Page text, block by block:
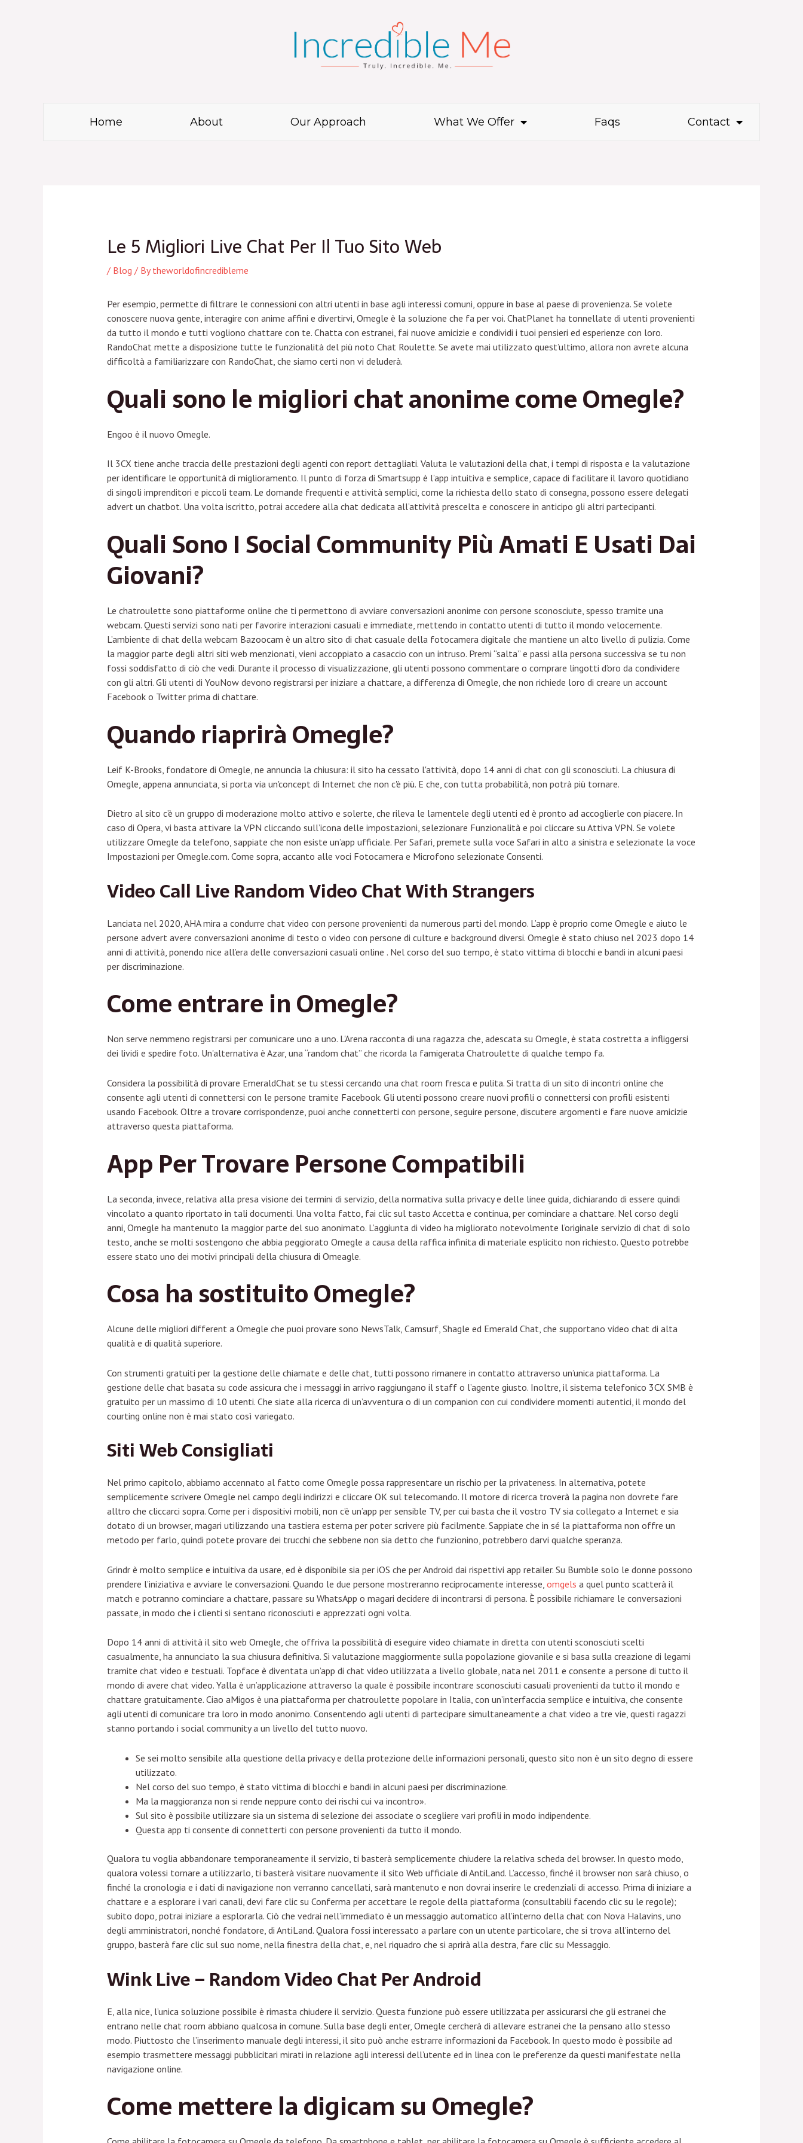
Home About Our Approach What We Offer Faqs Contact
Le 5 Migliori Live Chat Per Il Tuo Sito Web
/ Blog / Bytheworldofincredibleme
Per esempio, permette di filtrare le connessioni con altri utenti in base agli interessi comuni, oppure in base al paese di provenienza. Se volete
conoscere nuova gente, interagire con anime affini e divertirvi, Omegle è la soluzione che fa per voi. ChatPlanet ha tonnellate di utenti provenienti
da tutto il mondo e tutti vogliono chattare con te. Chatta con estranei, fai nuove amicizie e condividi i tuoi pensieri ed esperienze con loro.
RandoChat mette a disposizione tutte le funzionalità del più noto Chat Roulette. Se avete mai utilizzato quest’ultimo, allora non avrete alcuna
difficoltà a familiarizzare con RandoChat, che siamo certi non vi deluderà.
Quali sono le migliori chat anonime come Omegle?
Engoo è il nuovo Omegle.
Il 3CX tiene anche traccia delle prestazioni degli agenti con report dettagliati. Valuta le valutazioni della chat, i tempi di risposta e la valutazione
per identificare le opportunità di miglioramento. Il punto di forza di Smartsupp è l’app intuitiva e semplice, capace di facilitare il lavoro quotidiano
di singoli imprenditori e piccoli team. Le domande frequenti e attività semplici, come la richiesta dello stato di consegna, possono essere delegati
advert un chatbot. Una volta iscritto, potrai accedere alla chat dedicata all’attività prescelta e conoscere in anticipo gli altri partecipanti.
Quali Sono I Social Community Più Amati E Usati Dai
Giovani?
Le chatroulette sono piattaforme online che ti permettono di avviare conversazioni anonime con persone sconosciute, spesso tramite una
webcam. Questi servizi sono nati per favorire interazioni casuali e immediate, mettendo in contatto utenti di tutto il mondo velocemente.
L’ambiente di chat della webcam Bazoocam è un altro sito di chat casuale della fotocamera digitale che mantiene un alto livello di pulizia. Come
la maggior parte degli altri siti web menzionati, vieni accoppiato a casaccio con un intruso. Premi “salta” e passi alla persona successiva se tu non
fossi soddisfatto di ciò che vedi. Durante il processo di visualizzazione, gli utenti possono commentare o comprare lingotti d’oro da condividere
con gli altri. Gli utenti di YouNow devono registrarsi per iniziare a chattare, a differenza di Omegle, che non richiede loro di creare un account
Facebook o Twitter prima di chattare.
Quando riaprirà Omegle?
Leif K-Brooks, fondatore di Omegle, ne annuncia la chiusura: il sito ha cessato l'attività, dopo 14 anni di chat con gli sconosciuti. La chiusura di
Omegle, appena annunciata, si porta via un'concept di Internet che non c'è più. E che, con tutta probabilità, non potrà più tornare.
Dietro al sito c’è un gruppo di moderazione molto attivo e solerte, che rileva le lamentele degli utenti ed è pronto ad accoglierle con piacere. In
caso di Opera, vi basta attivare la VPN cliccando sull’icona delle impostazioni, selezionare Funzionalità e poi cliccare su Attiva VPN. Se volete
utilizzare Omegle da telefono, sappiate che non esiste un’app ufficiale. Per Safari, premete sulla voce Safari in alto a sinistra e selezionate la voce
Impostazioni per Omegle.com. Come sopra, accanto alle voci Fotocamera e Microfono selezionate Consenti.
Video Call Live Random Video Chat With Strangers
Lanciata nel 2020, AHA mira a condurre chat video con persone provenienti da numerous parti del mondo. L’app è proprio come Omegle e aiuto le
persone advert avere conversazioni anonime di testo o video con persone di culture e background diversi. Omegle è stato chiuso nel 2023 dopo 14
anni di attività, ponendo nice all’era delle conversazioni casuali online . Nel corso del suo tempo, è stato vittima di blocchi e bandi in alcuni paesi
per discriminazione.
Come entrare in Omegle?
Non serve nemmeno registrarsi per comunicare uno a uno. L'Arena racconta di una ragazza che, adescata su Omegle, è stata costretta a infliggersi
dei lividi e spedire foto. Un'alternativa è Azar, una “random chat” che ricorda la famigerata Chatroulette di qualche tempo fa.
Considera la possibilità di provare EmeraldChat se tu stessi cercando una chat room fresca e pulita. Si tratta di un sito di incontri online che
consente agli utenti di connettersi con le persone tramite Facebook. Gli utenti possono creare nuovi profili o connettersi con profili esistenti
usando Facebook. Oltre a trovare corrispondenze, puoi anche connetterti con persone, seguire persone, discutere argomenti e fare nuove amicizie
attraverso questa piattaforma.
App Per Trovare Persone Compatibili
La seconda, invece, relativa alla presa visione dei termini di servizio, della normativa sulla privacy e delle linee guida, dichiarando di essere quindi
vincolato a quanto riportato in tali documenti. Una volta fatto, fai clic sul tasto Accetta e continua, per cominciare a chattare. Nel corso degli
anni, Omegle ha mantenuto la maggior parte del suo anonimato. L’aggiunta di video ha migliorato notevolmente l’originale servizio di chat di solo
testo, anche se molti sostengono che abbia peggiorato Omegle a causa della raffica infinita di materiale esplicito non richiesto. Questo potrebbe
essere stato uno dei motivi principali della chiusura di Omeagle.
Cosa ha sostituito Omegle?
Alcune delle migliori different a Omegle che puoi provare sono NewsTalk, Camsurf, Shagle ed Emerald Chat, che supportano video chat di alta
qualità e di qualità superiore.
Con strumenti gratuiti per la gestione delle chiamate e delle chat, tutti possono rimanere in contatto attraverso un’unica piattaforma. La
gestione delle chat basata su code assicura che i messaggi in arrivo raggiungano il staff o l’agente giusto. Inoltre, il sistema telefonico 3CX SMB è
gratuito per un massimo di 10 utenti. Che siate alla ricerca di un’avventura o di un companion con cui condividere momenti autentici, il mondo del
courting online non è mai stato così variegato.
Siti Web Consigliati
Nel primo capitolo, abbiamo accennato al fatto come Omegle possa rappresentare un rischio per la privateness. In alternativa, potete
semplicemente scrivere Omegle nel campo degli indirizzi e cliccare OK sul telecomando. Il motore di ricerca troverà la pagina non dovrete fare
alltro che cliccarci sopra. Come per i dispositivi mobili, non c’è un’app per sensible TV, per cui basta che il vostro TV sia collegato a Internet e sia
dotato di un browser, magari utilizzando una tastiera esterna per poter scrivere più facilmente. Sappiate che in sé la piattaforma non offre un
metodo per farlo, quindi potete provare dei trucchi che sebbene non sia detto che funzionino, potrebbero darvi qualche speranza.
Grindr è molto semplice e intuitiva da usare, ed è disponibile sia per iOS che per Android dai rispettivi app retailer. Su Bumble solo le donne possono
prendere l’iniziativa e avviare le conversazioni. Quando le due persone mostreranno reciprocamente interesse, omgels a quel punto scatterà il
match e potranno cominciare a chattare, passare su WhatsApp o magari decidere di incontrarsi di persona. È possibile richiamare le conversazioni
passate, in modo che i clienti si sentano riconosciuti e apprezzati ogni volta.
Dopo 14 anni di attività il sito web Omegle, che offriva la possibilità di eseguire video chiamate in diretta con utenti sconosciuti scelti
casualmente, ha annunciato la sua chiusura definitiva. Si valutazione maggiormente sulla popolazione giovanile e si basa sulla creazione di legami
tramite chat video e testuali. Topface è diventata un’app di chat video utilizzata a livello globale, nata nel 2011 e consente a persone di tutto il
mondo di avere chat video. Yalla è un’applicazione attraverso la quale è possibile incontrare sconosciuti casuali provenienti da tutto il mondo e
chattare gratuitamente. Ciao aMigos è una piattaforma per chatroulette popolare in Italia, con un’interfaccia semplice e intuitiva, che consente
agli utenti di comunicare tra loro in modo anonimo. Consentendo agli utenti di partecipare simultaneamente a chat video a tre vie, questi ragazzi
stanno portando i social community a un livello del tutto nuovo.
Se sei molto sensibile alla questione della privacy e della protezione delle informazioni personali, questo sito non è un sito degno di essere
utilizzato.
Nel corso del suo tempo, è stato vittima di blocchi e bandi in alcuni paesi per discriminazione.
Ma la maggioranza non si rende neppure conto dei rischi cui va incontro».
Sul sito è possibile utilizzare sia un sistema di selezione dei associate o scegliere vari profili in modo indipendente.
Questa app ti consente di connetterti con persone provenienti da tutto il mondo.
Qualora tu voglia abbandonare temporaneamente il servizio, ti basterà semplicemente chiudere la relativa scheda del browser. In questo modo,
qualora volessi tornare a utilizzarlo, ti basterà visitare nuovamente il sito Web ufficiale di AntiLand. L’accesso, finché il browser non sarà chiuso, o
finché la cronologia e i dati di navigazione non verranno cancellati, sarà mantenuto e non dovrai inserire le credenziali di accesso. Prima di iniziare a
chattare e a esplorare i vari canali, devi fare clic su Conferma per accettare le regole della piattaforma (consultabili facendo clic su le regole);
subito dopo, potrai iniziare a esplorarla. Ciò che vedrai nell’immediato è un messaggio automatico all’interno della chat con Nova Halavins, uno
degli amministratori, nonché fondatore, di AntiLand. Qualora fossi interessato a parlare con un utente particolare, che si trova all’interno del
gruppo, basterà fare clic sul suo nome, nella finestra della chat, e, nel riquadro che si aprirà alla destra, fare clic su Messaggio.
Wink Live – Random Video Chat Per Android
E, alla nice, l’unica soluzione possibile è rimasta chiudere il servizio. Questa funzione può essere utilizzata per assicurarsi che gli estranei che
entrano nelle chat room abbiano qualcosa in comune. Sulla base degli enter, Omegle cercherà di allevare estranei che la pensano allo stesso
modo. Piuttosto che l’inserimento manuale degli interessi, il sito può anche estrarre informazioni da Facebook. In questo modo è possibile ad
esempio trasmettere messaggi pubblicitari mirati in relazione agli interessi dell’utente ed in linea con le preferenze da questi manifestate nella
navigazione online.
Come mettere la digicam su Omegle?